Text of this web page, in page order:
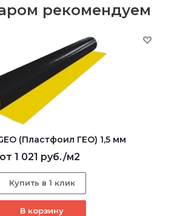
рекомендуем
(Пластфоил ГЕО) 1,5 мм
от 1 021 руб./м2
Купить в 1 клик
В корзину